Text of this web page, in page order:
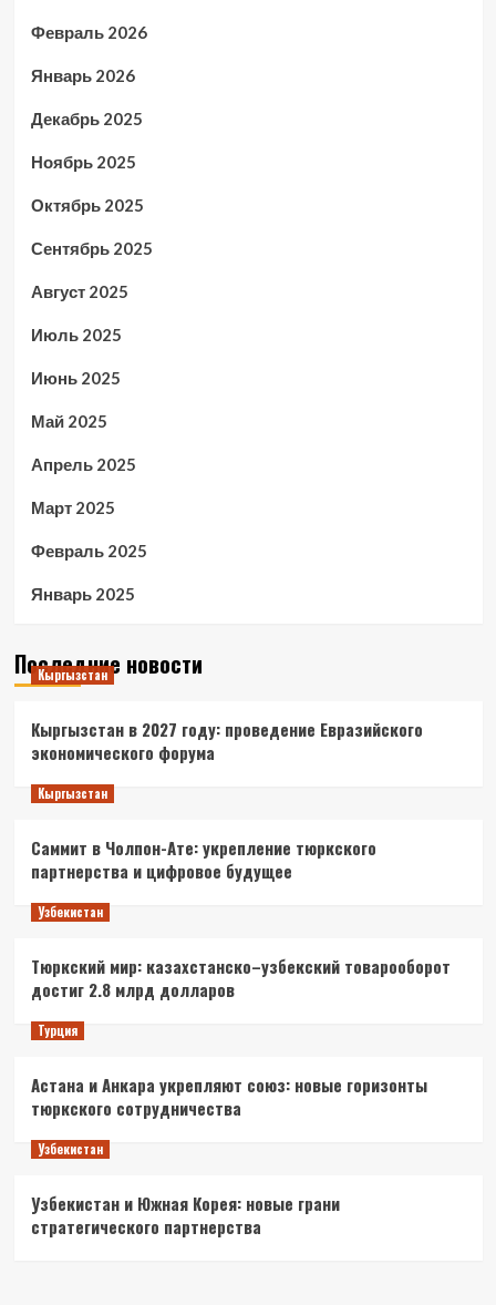
Февраль 2026
Январь 2026
Декабрь 2025
Ноябрь 2025
Октябрь 2025
Сентябрь 2025
Август 2025
Июль 2025
Июнь 2025
Май 2025
Апрель 2025
Март 2025
Февраль 2025
Январь 2025
Последние новости
Кыргызстан
Кыргызстан в 2027 году: проведение Евразийского
экономического форума
Кыргызстан
Саммит в Чолпон-Ате: укрепление тюркского
партнерства и цифровое будущее
Узбекистан
Тюркский мир: казахстанско–узбекский товарооборот
достиг 2.8 млрд долларов
Турция
Астана и Анкара укрепляют союз: новые горизонты
тюркского сотрудничества
Узбекистан
Узбекистан и Южная Корея: новые грани
стратегического партнерства